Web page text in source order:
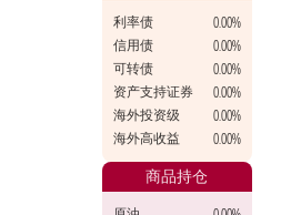
利率债
0.00%
信用债
0.00%
可转债
0.00%
资产支持证券
0.00%
海外投资级
0.00%
海外高收益
0.00%
商品持仓